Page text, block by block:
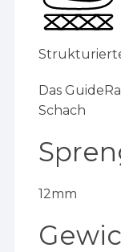
Das
Schach
12mm